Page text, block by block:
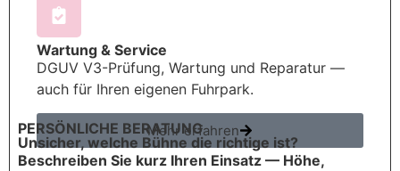
Wartung & Service
DGUV V3-Prüfung, Wartung und Reparatur —
auch für Ihren eigenen Fuhrpark.
Mehr erfahren
PERSÖNLICHE BERATUNG
Unsicher, welche Bühne die richtige ist?
Beschreiben Sie kurz Ihren Einsatz — Höhe,